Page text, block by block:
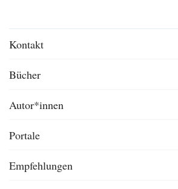
Kontakt
Bücher
Autor*innen
Portale
Empfehlungen